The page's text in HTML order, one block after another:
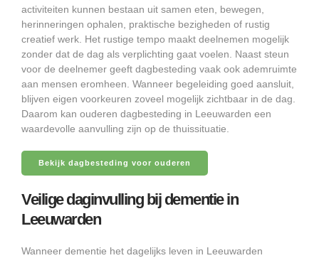
activiteiten kunnen bestaan uit samen eten, bewegen,
herinneringen ophalen, praktische bezigheden of rustig
creatief werk. Het rustige tempo maakt deelnemen mogelijk
zonder dat de dag als verplichting gaat voelen. Naast steun
voor de deelnemer geeft dagbesteding vaak ook ademruimte
aan mensen eromheen. Wanneer begeleiding goed aansluit,
blijven eigen voorkeuren zoveel mogelijk zichtbaar in de dag.
Daarom kan ouderen dagbesteding in Leeuwarden een
waardevolle aanvulling zijn op de thuissituatie.
Bekijk dagbesteding voor ouderen
Veilige daginvulling bij dementie in
Leeuwarden
Wanneer dementie het dagelijks leven in Leeuwarden